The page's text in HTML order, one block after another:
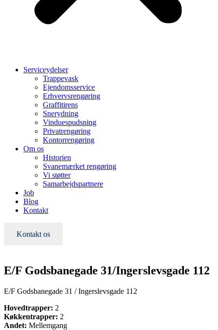
Serviceydelser
Trappevask
Ejendomsservice
Erhvervsrengøring
Graffitirens
Snerydning
Vinduespudsning
Privatrengøring
Kontorrengøring
Om os
Historien
Svanemærket rengøring
Vi støtter
Samarbejdspartnere
Job
Blog
Kontakt
Kontakt os
E/F Godsbanegade 31/Ingerslevsgade 112
E/F Godsbanegade 31 / Ingerslevsgade 112
Hovedtrapper: 2
Køkkentrapper: 2
Andet: Mellemgang